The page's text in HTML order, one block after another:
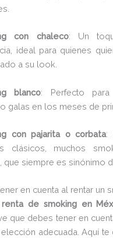
con chaleco: Un
ideal para quienes
a su look.
blanco: Perfecto
galas en los meses de
con pajarita o corbata:
clásicos, muchos
que siempre es sinónimo
en cuenta al rentar un
renta de smoking en
que debes tener en
adecuada. Aquí